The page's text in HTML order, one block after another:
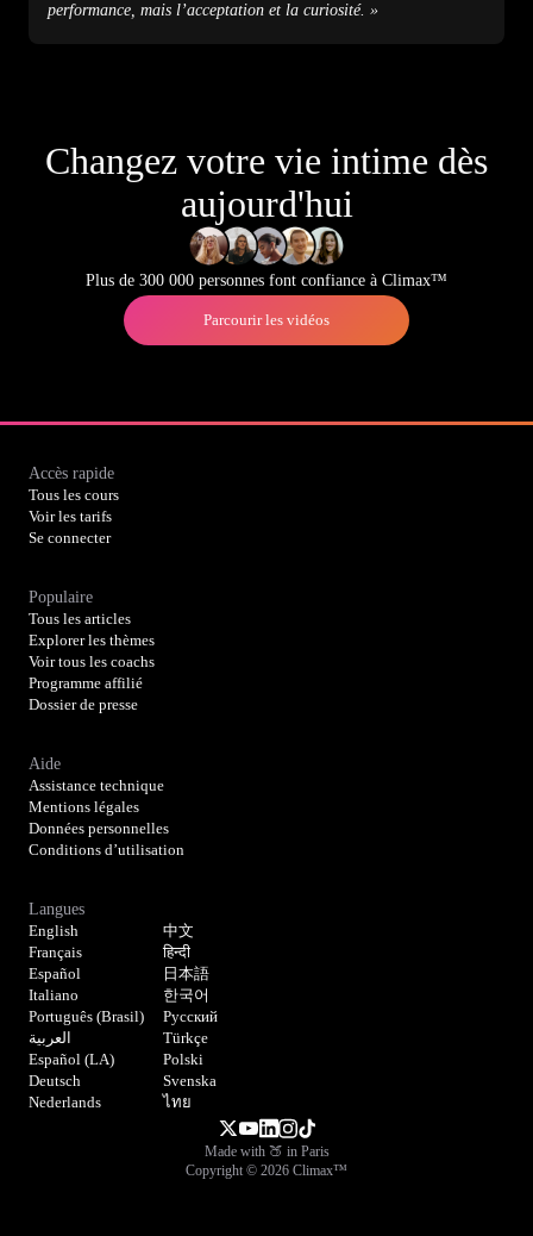
performance, mais l’acceptation et la curiosité. »
Changez votre vie intime dès
aujourd'hui
Plus de 300 000 personnes font confiance à Climax™
Parcourir les vidéos
Accès rapide
Tous les cours
Voir les tarifs
Se connecter
Populaire
Tous les articles
Explorer les thèmes
Voir tous les coachs
Programme affilié
Dossier de presse
Aide
Assistance technique
Mentions légales
Données personnelles
Conditions d’utilisation
Langues
English
Français
Español
Italiano
Português (Brasil)
العربية
Español (LA)
Deutsch
Nederlands
中文
हिन्दी
日本語
한국어
Русский
Türkçe
Polski
Svenska
ไทย
Made with 🍑 in Paris
Copyright © 2026 Climax™